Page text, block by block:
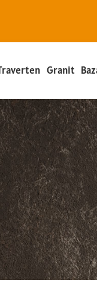
Granit